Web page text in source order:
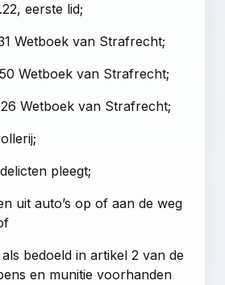
eerste lid;
Wetboek van Strafrecht;
Wetboek van Strafrecht;
Wetboek van Strafrecht;
pleegt;
uit auto’s op of aan de weg
bedoeld in artikel 2 van de
en munitie voorhanden